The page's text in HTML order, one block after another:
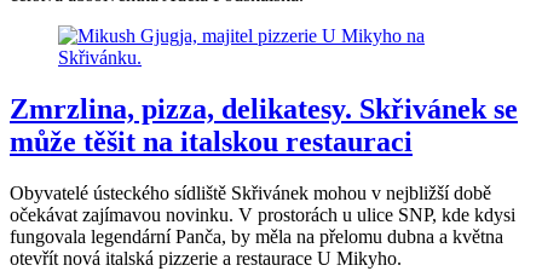
Zmrzlina, pizza, delikatesy. Skřivánek se
může těšit na italskou restauraci
Obyvatelé ústeckého sídliště Skřivánek mohou v nejbližší době
očekávat zajímavou novinku. V prostorách u ulice SNP, kde kdysi
fungovala legendární Panča, by měla na přelomu dubna a května
otevřít nová italská pizzerie a restaurace U Mikyho.